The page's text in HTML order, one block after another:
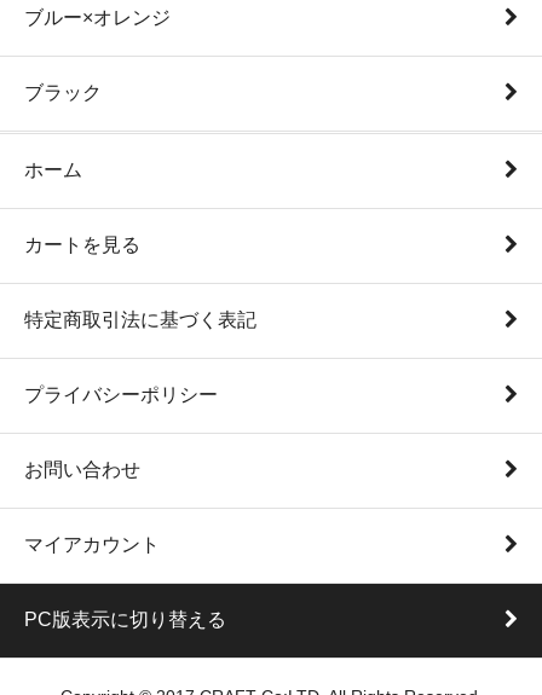
ブルー×オレンジ
ブラック
ホーム
カートを見る
特定商取引法に基づく表記
プライバシーポリシー
お問い合わせ
マイアカウント
PC版表示に切り替える